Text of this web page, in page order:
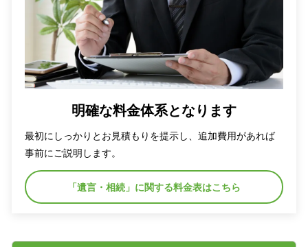
明確な料金体系となります
最初にしっかりとお見積もりを提示し、追加費用があれば
事前にご説明します。
「遺言・相続」に関する料金表はこちら